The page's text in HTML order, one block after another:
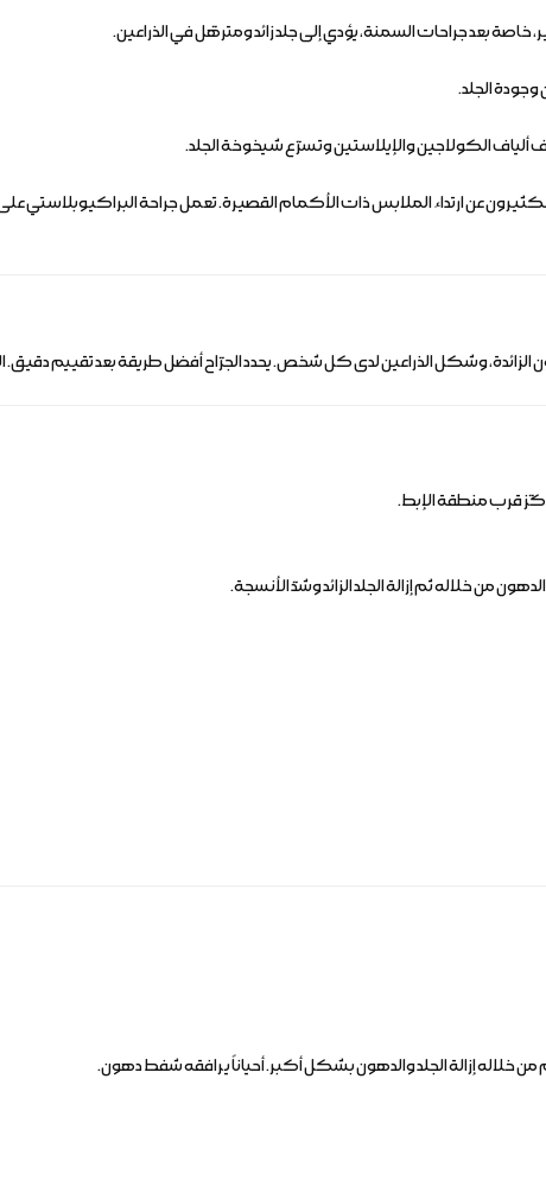
خاصة بعد جراحات السمنة، يؤدي إلى جلد زائد ومترهّل في الذراعين.
وجودة الجلد.
ألياف الكولاجين والإيلاستين وتسرّع شيخوخة الجلد.
عن ارتداء الملابس ذات الأكمام القصيرة. تعمل جراحة البراكيوبلاستي على
الزائدة، وشكل الذراعين لدى كل شخص. يحدد الجرّاح أفضل طريقة بعد تقييم دقيق.
قرب منطقة الإبط.
من خلاله ثم إزالة الجلد الزائد وشدّ الأنسجة.
خلاله إزالة الجلد والدهون بشكل أكبر. أحياناً يرافقه شفط دهون.